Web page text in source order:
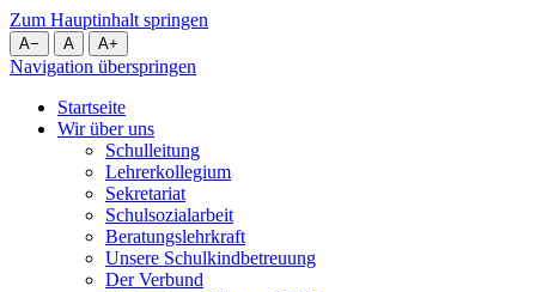
Zum Hauptinhalt springen
A− A A+
Navigation überspringen
Startseite
Wir über uns
Schulleitung
Lehrerkollegium
Sekretariat
Schulsozialarbeit
Beratungslehrkraft
Unsere Schulkindbetreuung
Der Verbund